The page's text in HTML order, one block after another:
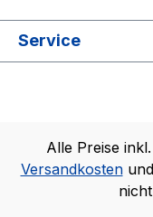
Service
Alle Preise
Versandkostenund